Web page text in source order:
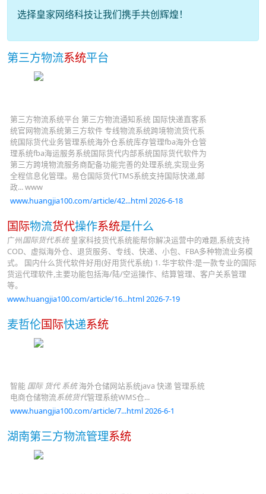
选择皇家网络科技让我们携手共创辉煌！
第三方物流系统平台
第三方物流系统平台 第三方物流通知系统 国际快递直客系
统官网物流系统第三方软件 专线物流系统跨境物流货代系
统国际货代业务管理系统海外仓系统库存管理fba海外仓管
理系统fba海运服务系统国际货代内部系统国际货代软件为
第三方跨境物流服务商配备功能完善的处理系统,实现业务
全程信息化管理。易仓国际货代TMS系统支持国际快递,邮
政... www
www.huangjia100.com/article/42...html 2026-6-18
国际物流货代操作系统是什么
广州国际货代系统皇家科技货代系统能帮你解决运营中的难题,系统支持
COD、虚拟海外仓、退货服务、专线、快递、小包、FBA多种物流业务模
式。 国内什么货代软件好用(好用货代系统) 1. 华宇软件:是一款专业的国际
货运代理软件,主要功能包括海/陆/空运操作、结算管理、客户关系管理
等。
www.huangjia100.com/article/16...html 2026-7-19
麦哲伦国际快递系统
智能 国际 货代 系统海外仓储网站系统java 快递 管理系统
电商仓储物流系统货代管理系统WMS仓...
www.huangjia100.com/article/7...html 2026-6-1
湖南第三方物流管理系统